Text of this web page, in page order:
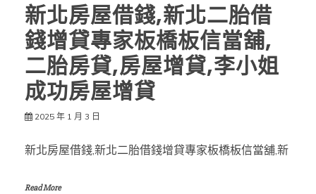
新北房屋借錢,新北二胎借
錢增貸專家板橋板信當舖,
二胎房貸,房屋增貸,李小姐
成功房屋增貸
2025 年 1 月 3 日
新北房屋借錢,新北二胎借錢增貸專家板橋板信當舖,新
Read More